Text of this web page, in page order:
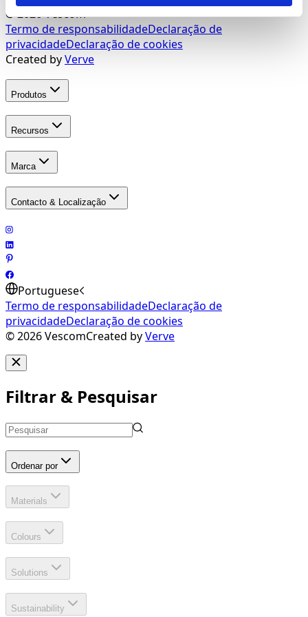
©2026Vescom
Termo de responsabilidadeDeclaração de
privacidadeDeclaração de cookies
Created byVerve
Produtos
Recursos
Marca
Contacto & Localização
Portuguese
Termo de responsabilidadeDeclaração de
privacidadeDeclaração de cookies
©2026VescomCreated byVerve
Filtrar & Pesquisar
Ordenar por
Materials
Colours
Solutions
Sustainability